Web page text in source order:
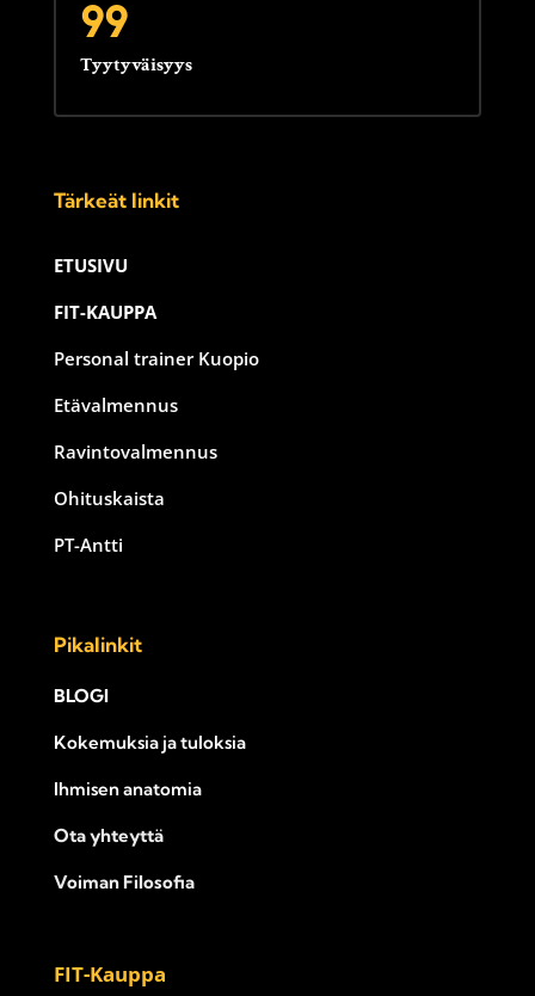
99
Tyytyväisyys
Tärkeät linkit
ETUSIVU
FIT-KAUPPA
Personal trainer Kuopio
Etävalmennus
Ravintovalmennus
Ohituskaista
PT-Antti
Pikalinkit
BLOGI
Kokemuksia ja tuloksia
Ihmisen anatomia
Ota yhteyttä
Voiman Filosofia
FIT-Kauppa